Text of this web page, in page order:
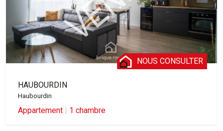
NOUS CONSULTER
HAUBOURDIN
Haubourdin
Appartement | 1 chambre